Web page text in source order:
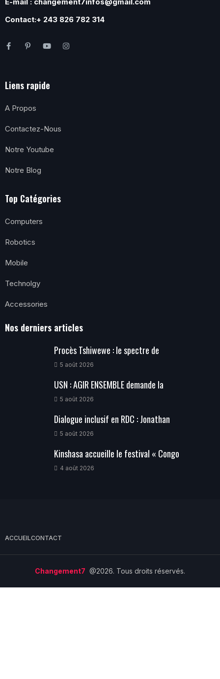
Contact:+ 243 826 782 314
Liens rapide
A Propos
Contactez-Nous
Notre Youtube
Notre Blog
Top Catégories
Computers
Robotics
Mobile
Technolgy
Accessories
Nos derniers articles
Procès Tshiwewe : le spectre de
5 août 2026
USN : AGIR ENSEMBLE demande la
5 août 2026
Dialogue inclusif en RDC : Jonathan
5 août 2026
Kinshasa accueille le festival « Congo
4 août 2026
ACCUEILCONTACT
Changement7 @2026. Tous droits réservés.